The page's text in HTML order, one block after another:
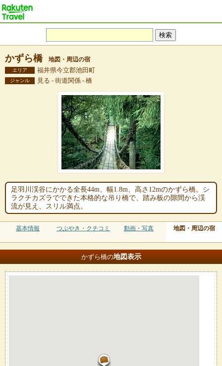
かずら橋 地図・周辺の宿
エリア 福井県今立郡池田町
ジャンル 見る - 街道関係 - 橋
足羽川渓谷にかかる全長44m、幅1.8m、高さ12mのかずら橋。シ
ラクチカズラでできた本格的な吊り橋で、踏み板の隙間から渓
流が見え、スリル満点。
基本情報 つぶやき・クチコミ 動画・写真 地図・周辺の宿
かずら橋の地図表示